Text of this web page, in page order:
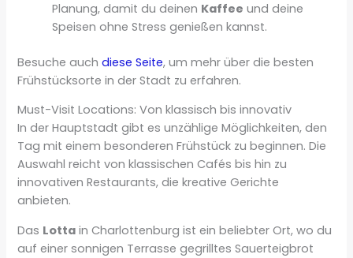
Planung, damit du deinen Kaffee und deine
Speisen ohne Stress genießen kannst.
Besuche auchdiese Seite, um mehr über die besten
Frühstücksorte in der Stadt zu erfahren.
Must-Visit Locations: Von klassisch bis innovativ
In der Hauptstadt gibt es unzählige Möglichkeiten, den
Tag mit einem besonderen Frühstück zu beginnen. Die
Auswahl reicht von klassischen Cafés bis hin zu
innovativen Restaurants, die kreative Gerichte
anbieten.
Das Lotta in Charlottenburg ist ein beliebter Ort, wo du
auf einer sonnigen Terrasse gegrilltes Sauerteigbrot